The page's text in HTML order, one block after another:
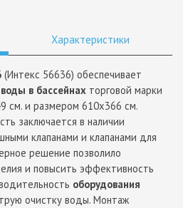
Характеристики
(Интекс 56636) обеспечивает
в бассейнах торговой марки
см. и размером 610х366 см.
заключается в наличии
клапанами и клапанами для
решение позволило
и повысить эффективность
оборудования
очистку воды. Монтаж